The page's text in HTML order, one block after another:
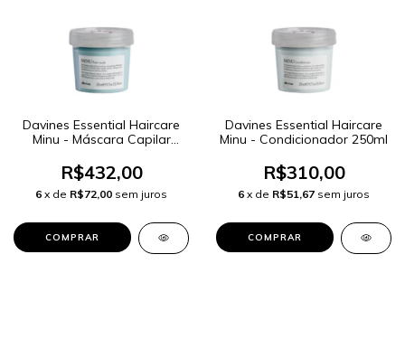
Davines Essential Haircare
Minu - Máscara Capilar
R$432,00
6 x de R$72,00 sem juros
Davines Essential Haircare
Minu - Condicionador 250ml
R$310,00
6 x de R$51,67 sem juros